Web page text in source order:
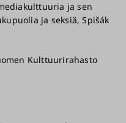
ja sen
ja seksiä, Spišák
Kulttuurirahasto